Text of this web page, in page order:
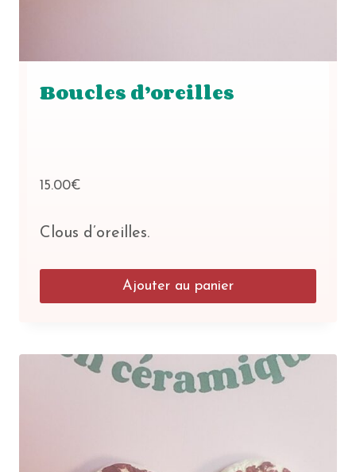
Boucles d’oreilles
15.00€
Clous d’oreilles.
Ajouter au panier